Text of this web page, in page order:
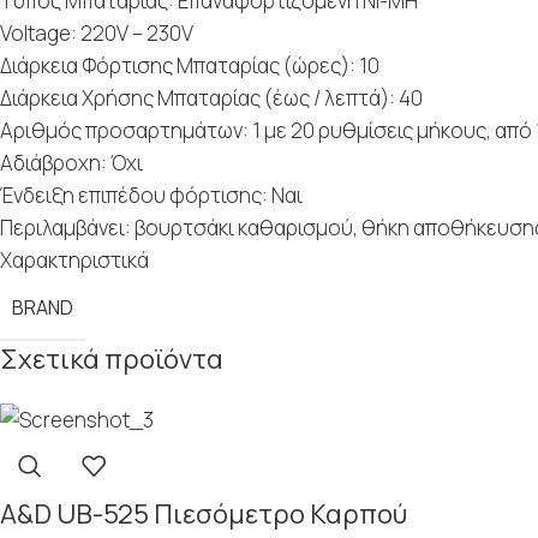
Voltage: 220V – 230V
Διάρκεια Φόρτισης Μπαταρίας (ώρες): 10
Διάρκεια Χρήσης Μπαταρίας (έως / λεπτά): 40
Αριθμός προσαρτημάτων: 1 με 20 ρυθμίσεις μήκους, από
Αδιάβροχη: Όχι
Ένδειξη επιπέδου φόρτισης: Ναι
Περιλαμβάνει: βουρτσάκι καθαρισμού, θήκη
Χαρακτηριστικά
BRAND
Σχετικά προϊόντα
A&D UB-525 Πιεσόμετρο Καρπού